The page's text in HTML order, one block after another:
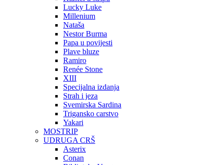
Lucky Luke
Millenium
Nataša
Nestor Burma
Papa u povijesti
Plave bluze
Ramiro
Renée Stone
XIII
Specijalna izdanja
Strah i jeza
Svemirska Sardina
Trigansko carstvo
Yakari
MOSTRIP
UDRUGA CRŠ
Asterix
Conan